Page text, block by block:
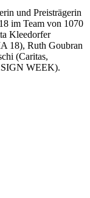
und Preisträgerin
im Team von 1070
Kleedorfer
18), Ruth Goubran
(Caritas,
WEEK).